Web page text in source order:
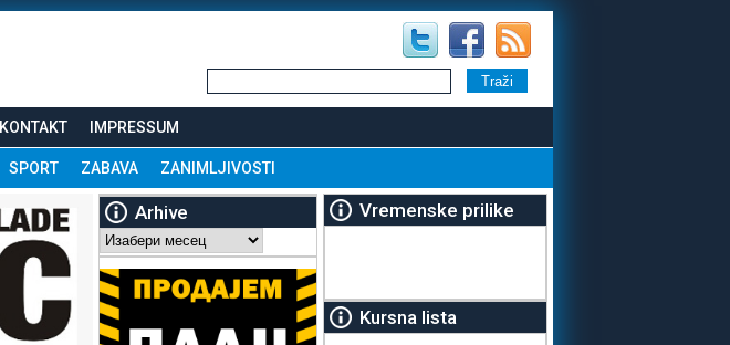
KONTAKT IMPRESSUM
SPORT ZABAVA ZANIMLJIVOSTI
Arhive
Arhive
Vremenske prilike
Kursna lista